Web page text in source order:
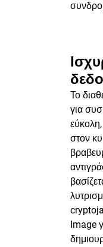
Το
για
στον
Image